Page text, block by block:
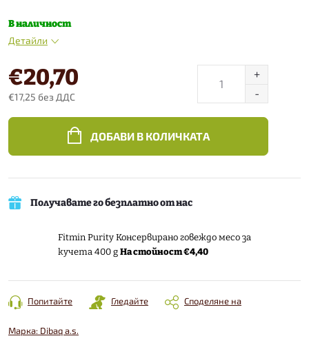
В наличност
Детайли
€20,70
€17,25 без ДДС
цена:
ДОБАВИ В КОЛИЧКАТА
Получавате го безплатно от нас
Fitmin Purity Консервирано говеждо месо за
кучета 400 gНа стойност €4,40
Попитайте Гледайте Споделяне на
Марка: Dibaq a.s.